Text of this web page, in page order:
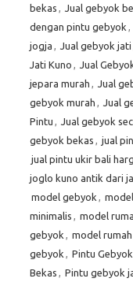
bekas , Jual gebyok
dengan pintu gebyok ,
jogja , Jual gebyok jati
Jati Kuno , Jual
jepara murah , Jual
gebyok murah , Jual
Pintu , Jual gebyok
gebyok bekas , jual
jual pintu ukir bali
joglo kuno antik dari
model gebyok ,
minimalis , model
gebyok , model
gebyok , Pintu Gebyok
Bekas , Pintu gebyok